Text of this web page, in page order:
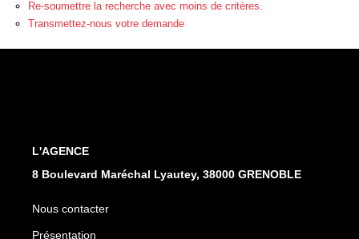
Re-soumettre la recherche avec moins de critères.
Transmettez-nous votre demande
L'AGENCE
8 Boulevard Maréchal Lyautey, 38000 GRENOBLE
Nous contacter
Présentation